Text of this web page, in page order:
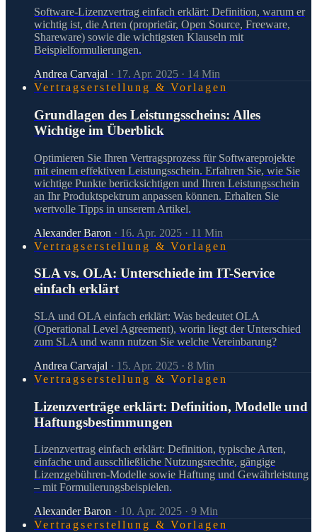
Software-Lizenzvertrag einfach erklärt: Definition, warum er
wichtig ist, die Arten (proprietär, Open Source, Freeware,
Shareware) sowie die wichtigsten Klauseln mit
Beispielformulierungen.
Andrea Carvajal · 17. Apr. 2025 · 14 Min
Vertragserstellung & Vorlagen
Grundlagen des Leistungsscheins: Alles
Wichtige im Überblick
Optimieren Sie Ihren Vertragsprozess für Softwareprojekte
mit einem effektiven Leistungsschein. Erfahren Sie, wie Sie
wichtige Punkte berücksichtigen und Ihren Leistungsschein
an Ihr Produktspektrum anpassen können. Erhalten Sie
wertvolle Tipps in unserem Artikel.
Alexander Baron · 16. Apr. 2025 · 11 Min
Vertragserstellung & Vorlagen
SLA vs. OLA: Unterschiede im IT-Service
einfach erklärt
SLA und OLA einfach erklärt: Was bedeutet OLA
(Operational Level Agreement), worin liegt der Unterschied
zum SLA und wann nutzen Sie welche Vereinbarung?
Andrea Carvajal · 15. Apr. 2025 · 8 Min
Vertragserstellung & Vorlagen
Lizenzverträge erklärt: Definition, Modelle und
Haftungsbestimmungen
Lizenzvertrag einfach erklärt: Definition, typische Arten,
einfache und ausschließliche Nutzungsrechte, gängige
Lizenzgebühren-Modelle sowie Haftung und Gewährleistung
– mit Formulierungsbeispielen.
Alexander Baron · 10. Apr. 2025 · 9 Min
Vertragserstellung & Vorlagen